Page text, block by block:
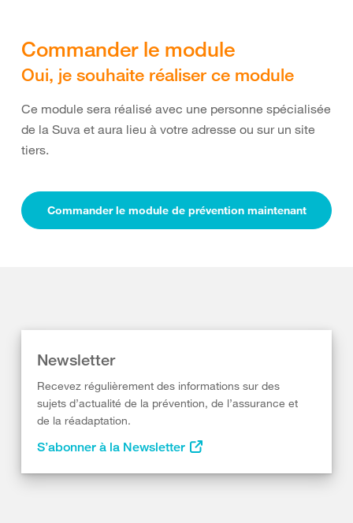
Commander le module
Oui, je souhaite réaliser ce module
Ce module sera réalisé avec une personne spécialisée
de la Suva et aura lieu à votre adresse ou sur un site
tiers.
Commander le module de prévention maintenant
Newsletter
Recevez régulièrement des informations sur des
sujets d’actualité de la prévention, de l’assurance et
de la réadaptation.
S’abonner à la Newsletter